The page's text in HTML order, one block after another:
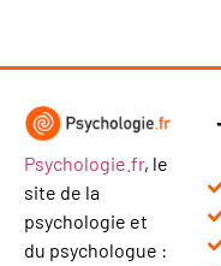
Psychologie.fr, le
site de la
psychologie et
du psychologue :